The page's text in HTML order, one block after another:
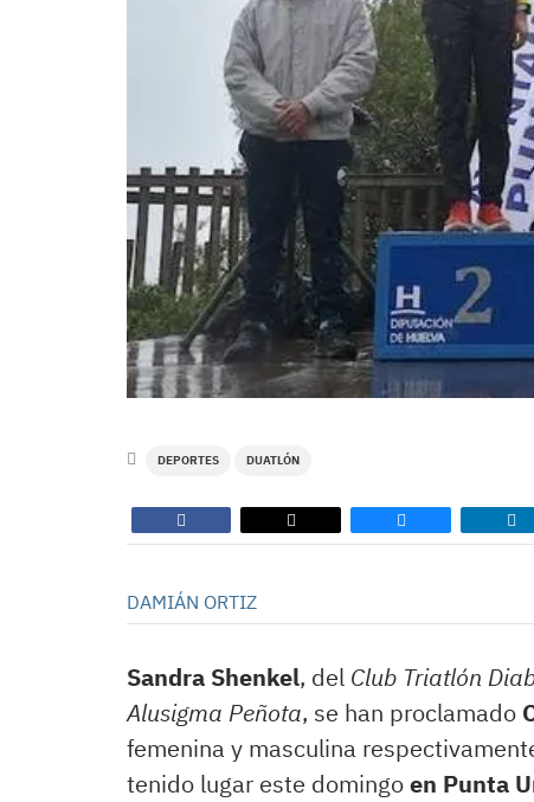
DEPORTES DUATLÓN
DAMIÁN ORTIZ
Sandra Shenkel, del Club Triatlón
Alusigma Peñota, se han proclamado
femenina y masculina
tenido lugar este domingoen Punta